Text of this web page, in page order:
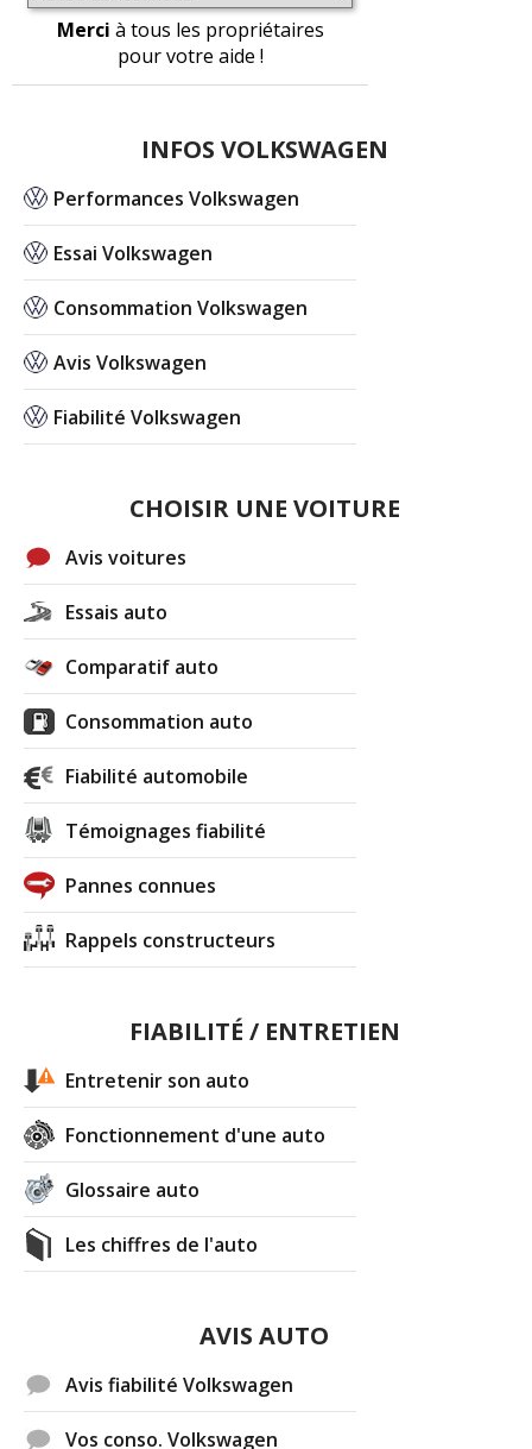
Merci à tous les propriétaires
pour votre aide !
INFOS VOLKSWAGEN
Performances Volkswagen
Essai Volkswagen
Consommation Volkswagen
Avis Volkswagen
Fiabilité Volkswagen
CHOISIR UNE VOITURE
Avis voitures
Essais auto
Comparatif auto
Consommation auto
Fiabilité automobile
Témoignages fiabilité
Pannes connues
Rappels constructeurs
FIABILITÉ / ENTRETIEN
Entretenir son auto
Fonctionnement d'une auto
Glossaire auto
Les chiffres de l'auto
AVIS AUTO
Avis fiabilité Volkswagen
Vos conso. Volkswagen